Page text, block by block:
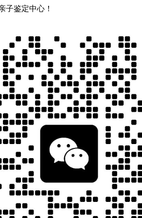
子鉴定中心！